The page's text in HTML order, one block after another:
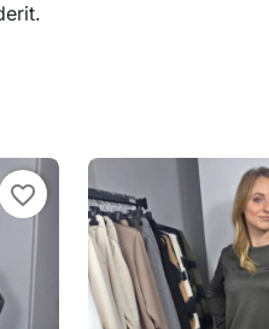
favorite_border